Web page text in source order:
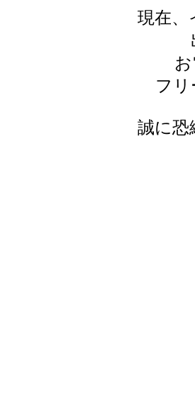
現在、
フリ
誠に恐